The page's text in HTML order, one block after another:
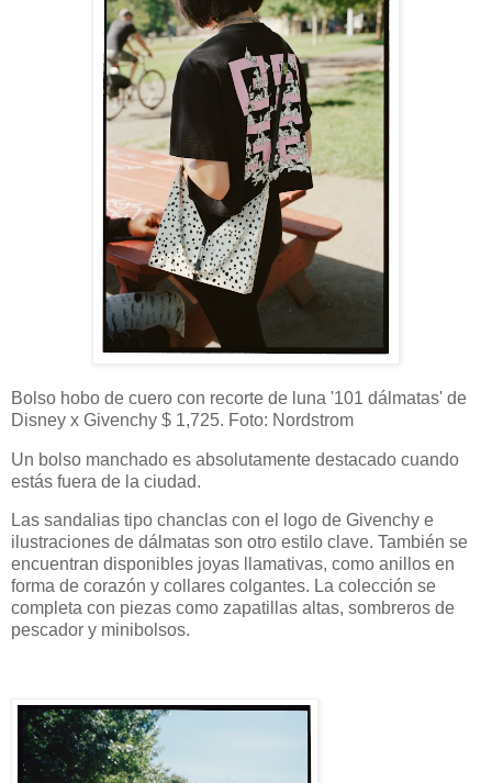
Bolso hobo de cuero con recorte de luna '101 dálmatas' de
Disney x Givenchy $ 1,725. Foto: Nordstrom
Un bolso manchado es absolutamente destacado cuando
estás fuera de la ciudad.
Las sandalias tipo chanclas con el logo de Givenchy e
ilustraciones de dálmatas son otro estilo clave. También se
encuentran disponibles joyas llamativas, como anillos en
forma de corazón y collares colgantes. La colección se
completa con piezas como zapatillas altas, sombreros de
pescador y minibolsos.